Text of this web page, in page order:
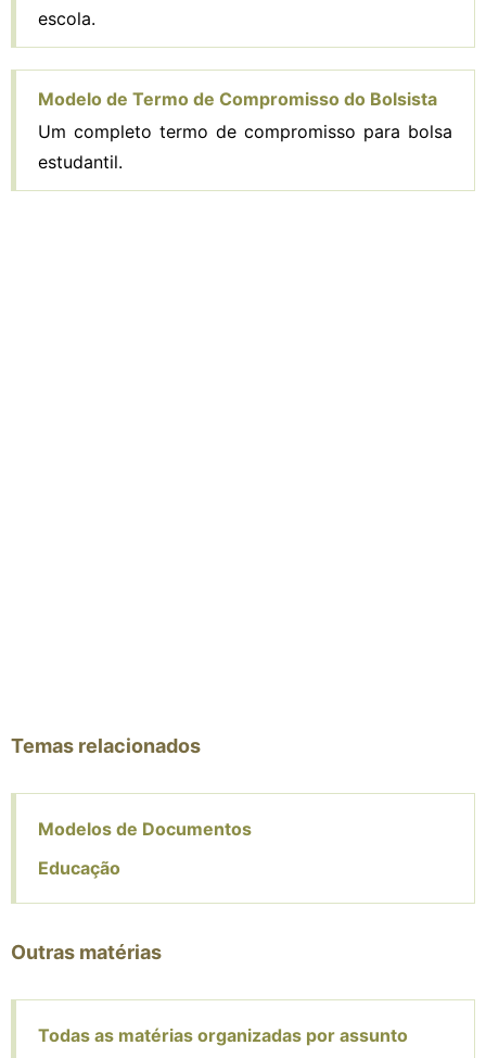
escola.
Modelo de Termo de Compromisso do Bolsista
Um completo termo de compromisso para bolsa
estudantil.
Temas relacionados
Modelos de Documentos
Educação
Outras matérias
Todas as matérias organizadas por assunto